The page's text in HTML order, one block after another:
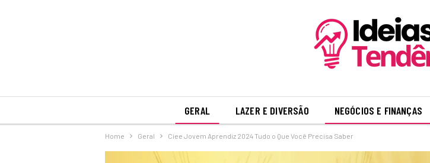
GERAL LAZER E DIVERSÃO NEGÓCIOS E FINANÇAS
Home Geral Ciee Jovem Aprendiz 2024 Tudo o Que Você Precisa Saber